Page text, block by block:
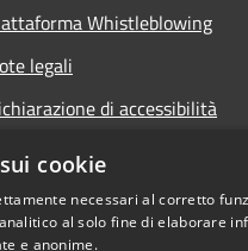
Whistleblowing
legali
di accessibilità
cookie
necessari al corretto
al solo fine di elaborare
e anonime.